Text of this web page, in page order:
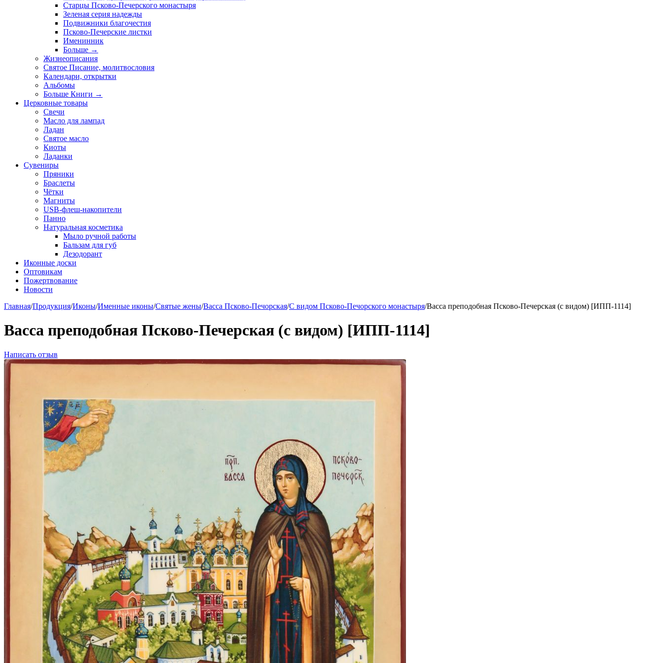
Старцы Псково-Печерского монастыря
Зеленая серия надежды
Подвижники благочестия
Псково-Печерские листки
Именинник
Больше →
Жизнеописания
Святое Писание, молитвословия
Календари, открытки
Альбомы
Больше Книги →
Церковные товары
Свечи
Масло для лампад
Ладан
Святое масло
Киоты
Ладанки
Сувениры
Пряники
Браслеты
Чётки
Магниты
USB-флеш-накопители
Панно
Натуральная косметика
Мыло ручной работы
Бальзам для губ
Дезодорант
Иконные доски
Оптовикам
Пожертвование
Новости
Главная/Продукция/Иконы/Именные иконы/Святые жены/Васса Псково-Печорская/С видом Псково-Печорского монастыря/Васса преподобная Псково-Печерская (с видом) [ИПП-1114]
Васса преподобная Псково-Печерская (с видом) [ИПП-1114]
Написать отзыв